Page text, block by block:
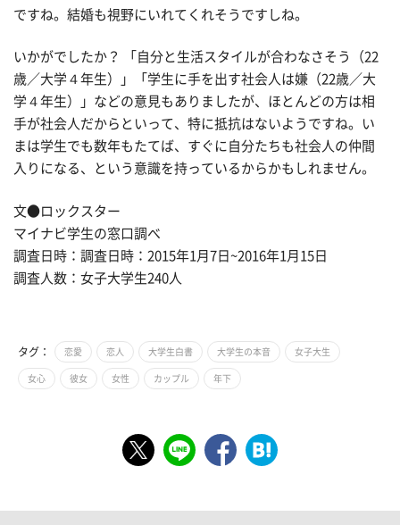
ですね。結婚も視野にいれてくれそうですしね。
いかがでしたか？ 「自分と生活スタイルが合わなさそう（22
歳／大学４年生）」「学生に手を出す社会人は嫌（22歳／大
学４年生）」などの意見もありましたが、ほとんどの方は相
手が社会人だからといって、特に抵抗はないようですね。い
まは学生でも数年もたてば、すぐに自分たちも社会人の仲間
入りになる、という意識を持っているからかもしれません。
文●ロックスター
マイナビ学生の窓口調べ
調査日時：調査日時：2015年1月7日~2016年1月15日
調査人数：女子大学生240人
タグ： 恋愛 恋人 大学生白書 大学生の本音 女子大生
女心 彼女 女性 カップル 年下